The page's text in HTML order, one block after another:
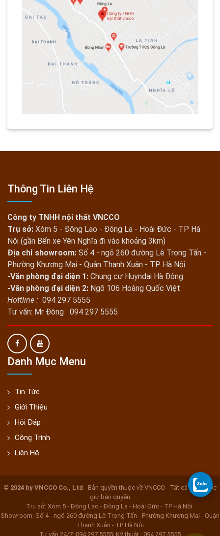
Thông Tin Liên Hệ
Công ty TNHH nội thất VNCCO
Trụ sở: Xóm 5 - Đông Lao - Đông La - Hoài Đức - TP Hà
Nội (gần Bến xe Yên Nghĩa đi vào khoảng 3km)
Địa chỉ showroom: Số 4 - ngõ 260 đường Lê Trọng Tấn -
Phường Khương Mai - Quận Thanh Xuân - TP Hà Nội
-Văn phòng đại diện 1: Chung cư Huyndai Hà Đông
-Văn phòng đại diện 2: Ngõ 106 Hoàng Quốc Việt
Hottline : 094 297 5555
Tư vấn: Mr Đông 094 297 5555
Danh Mục Menu
Tin Tức
Giới Thiệu
Hỏi Đáp
Công Trình
Liên Hệ
© 2024 by VNCCO Co., Ltd - Bản quyền thuộc về VNCCO - Tất cả đều được
giữ bản quyền
Trụ sở: Xóm 5 - Đông Lao - Đông La - Hoài Đức - TP Hà Nội.
Showroom: Số 4 - ngõ 260 đường Lê Trọng Tấn - Phường Khương Mai - Quận
Thanh Xuân - TP Hà Nội
Tư vấn 24/7: 094 297 5555; Kỹ thuật : 094 297 5555